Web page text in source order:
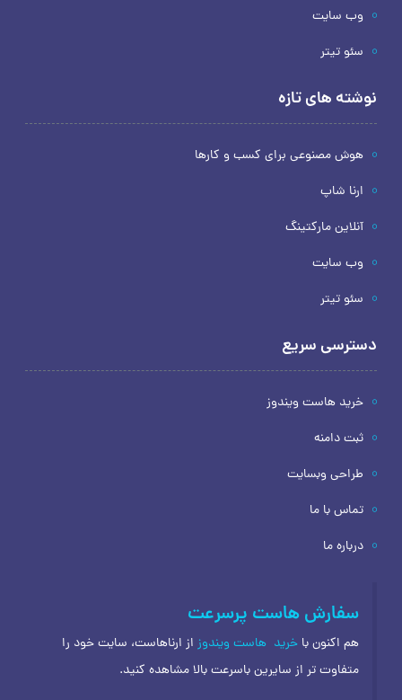
وب سایت
سئو تیتر
نوشته های تازه
هوش مصنوعی برای کسب و کارها
ارنا شاپ
آنلاین مارکتینگ
وب سایت
سئو تیتر
دسترسی سریع
خرید هاست ویندوز
ثبت دامنه
طراحی وبسایت
تماس با ما
درباره ما
سفارش هاست پرسرعت
هم اکنون با خرید هاست ویندوزاز ارناهاست، سایت خود را
متفاوت تر از سایرین باسرعت بالا مشاهده کنید.